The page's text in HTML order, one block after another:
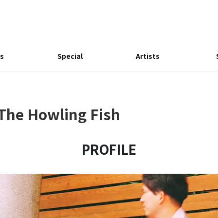
Special Artists
Howling Fish
PROFILE